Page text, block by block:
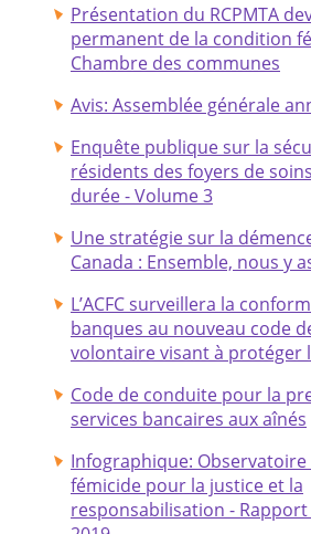
Présentation du RCPMTA
permanent de la condition
Chambre des communes
Avis: Assemblée générale
Enquête publique sur la
résidents des foyers de
durée - Volume 3
Une stratégie sur la
Canada : Ensemble, nous y
L’ACFC surveillera la
banques au nouveau code
volontaire visant à protéger
Code de conduite pour la
services bancaires aux aînés
Infographique:
fémicide pour la justice et la
responsabilisation -